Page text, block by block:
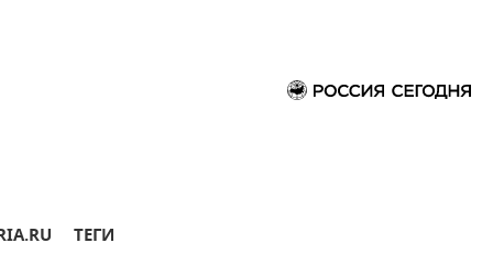
ТЕГИ